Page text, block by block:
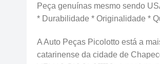
Peça genuínas mesmo sendo
* Durabilidade * Originalidade *
A Auto Peças Picolotto está a
catarinense da cidade de